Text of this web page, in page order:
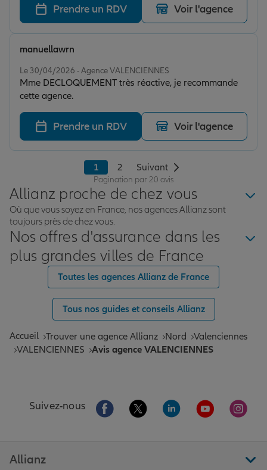
Prendre un RDV Voir l'agence
Le 30/04/2026 - Agence VALENCIENNES
Mme DECLOQUEMENT très réactive, je recommande
cette agence.
manuellawrn
Prendre un RDV Voir l'agence
1 2 Suivant
Pagination par 20 avis
Allianz proche de chez vous
Où que vous soyez en France, nos agences Allianz sont
toujours près de chez vous.
Nos offres d'assurance dans les
plus grandes villes de France
Toutes les agences Allianz de France
Tous nos guides et conseils Allianz
Accueil Trouver une agence Allianz Nord
Valenciennes
VALENCIENNES
Avis agence VALENCIENNES
Suivez-nous Aller sur la page Facebook de Allianz
Aller sur la page Twitter de
Aller sur la page
Aller sur la
Aller
Allianz